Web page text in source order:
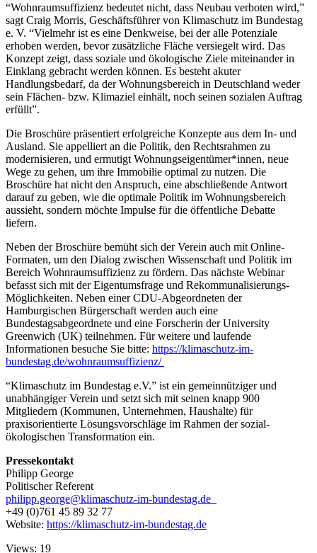
“Wohnraumsuffizienz bedeutet nicht, dass Neubau verboten wird,”
sagt Craig Morris, Geschäftsführer von Klimaschutz im Bundestag
e. V. “Vielmehr ist es eine Denkweise, bei der alle Potenziale
erhoben werden, bevor zusätzliche Fläche versiegelt wird. Das
Konzept zeigt, dass soziale und ökologische Ziele miteinander in
Einklang gebracht werden können. Es besteht akuter
Handlungsbedarf, da der Wohnungsbereich in Deutschland weder
sein Flächen- bzw. Klimaziel einhält, noch seinen sozialen Auftrag
erfüllt”.
Die Broschüre präsentiert erfolgreiche Konzepte aus dem In- und
Ausland. Sie appelliert an die Politik, den Rechtsrahmen zu
modernisieren, und ermutigt Wohnungseigentümer*innen, neue
Wege zu gehen, um ihre Immobilie optimal zu nutzen. Die
Broschüre hat nicht den Anspruch, eine abschließende Antwort
darauf zu geben, wie die optimale Politik im Wohnungsbereich
aussieht, sondern möchte Impulse für die öffentliche Debatte
liefern.
Neben der Broschüre bemüht sich der Verein auch mit Online-
Formaten, um den Dialog zwischen Wissenschaft und Politik im
Bereich Wohnraumsuffizienz zu fördern. Das nächste Webinar
befasst sich mit der Eigentumsfrage und Rekommunalisierungs-
Möglichkeiten. Neben einer CDU-Abgeordneten der
Hamburgischen Bürgerschaft werden auch eine
Bundestagsabgeordnete und eine Forscherin der University
Greenwich (UK) teilnehmen. Für weitere und laufende
Informationen besuche Sie bitte: https://klimaschutz-im-
bundestag.de/wohnraumsuffizienz/
“Klimaschutz im Bundestag e.V.” ist ein gemeinnütziger und
unabhängiger Verein und setzt sich mit seinen knapp 900
Mitgliedern (Kommunen, Unternehmen, Haushalte) für
praxisorientierte Lösungsvorschläge im Rahmen der sozial-
ökologischen Transformation ein.
Pressekontakt
Philipp George
Politischer Referent
philipp.george@klimaschutz-im-bundestag.de
+49 (0)761 45 89 32 77
Website: https://klimaschutz-im-bundestag.de
Views: 19